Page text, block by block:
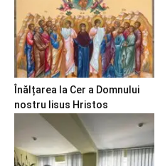
Înălțarea la Cer a Domnului
nostru Iisus Hristos